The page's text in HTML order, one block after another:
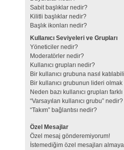
Sabit başlıklar nedir?
Kilitli başlıklar nedir?
Başlık ikonları nedir?
Kullanıcı Seviyeleri ve Grupları
Yöneticiler nedir?
Moderatörler nedir?
Kullanıcı grupları nedir?
Bir kullanıcı grubuna nasıl
Bir kullanıcı grubunun lideri
Neden bazı kullanıcı grupları
“Varsayılan kullanıcı grubu” nedir?
“Takım” bağlantısı nedir?
Özel Mesajlar
Özel mesaj gönderemiyorum!
İstemediğim özel mesajları